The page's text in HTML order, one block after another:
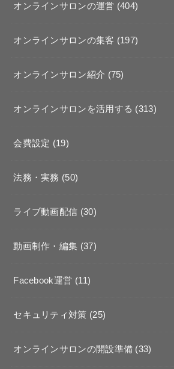
オンラインサロンの運営 (404)
オンラインサロンの集客 (197)
オンラインサロン紹介 (75)
オンラインサロンを活用する (313)
会費設定 (19)
法務・実務 (50)
ライブ動画配信 (30)
動画制作・編集 (37)
Facebook運営 (11)
セキュリティ対策 (25)
オンラインサロンの開設準備 (33)